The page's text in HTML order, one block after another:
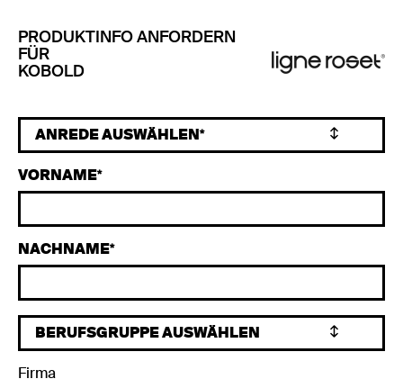
PRODUKTINFO ANFORDERN
FÜR
KOBOLD
VORNAME
NACHNAME
Firma